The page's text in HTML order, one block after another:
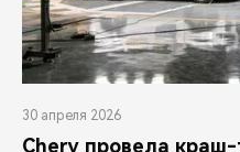
30 апреля 2026
Chery провела